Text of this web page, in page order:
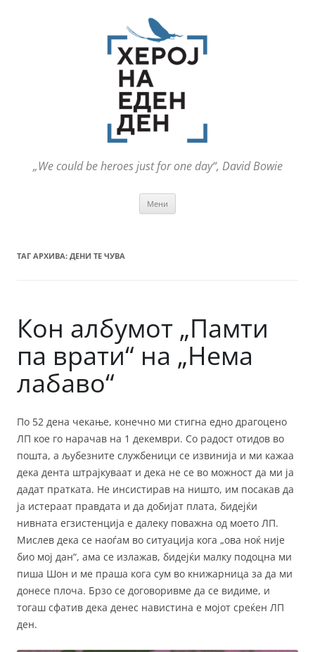
„We could be heroes just for one day“, David Bowie
Мени
ТАГ АРХИВА: ДЕНИ ТЕ ЧУВА
Кон албумот „Памти
па врати“ на „Нема
лабаво“
По 52 дена чекање, конечно ми стигна едно драгоцено
ЛП кое го нарачав на 1 декември. Со радост отидов во
пошта, а љубезните службеници се извинија и ми кажаа
дека дента штрајкуваат и дека не се во можност да ми ја
дадат пратката. Не инсистирав на ништо, им посакав да
ја истераат правдата и да добијат плата, бидејќи
нивната егзистенција е далеку поважна од моето ЛП.
Мислев дека се наоѓам во ситуација кога „ова ноќ није
био мој дан“, ама се излажав, бидејќи малку подоцна ми
пиша Шон и ме праша кога сум во книжарница за да ми
донесе плоча. Брзо се договоривме да се видиме, и
тогаш сфатив дека денес навистина е мојот среќен ЛП
ден.